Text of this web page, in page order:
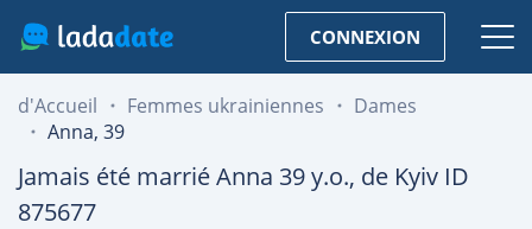
CONNEXION
d'Accueil Femmes ukrainiennes
Dames
Anna, 39
Jamais été marriéAnna 39y.o., de Kyiv ID
875677